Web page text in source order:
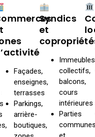
Façades,
enseignes,
terrasses
Parkings,
arrière-
boutiques,
Syndics
et
Immeubles
collectifs,
balcons,
cours
intérieures
Parties
communes